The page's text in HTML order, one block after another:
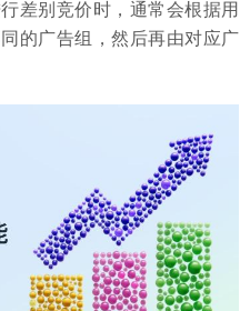
差别竞价时，通常会根据用
的广告组，然后再由对应广